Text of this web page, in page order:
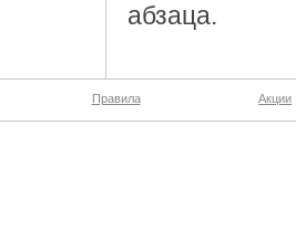
абзаца.
Правила Акции